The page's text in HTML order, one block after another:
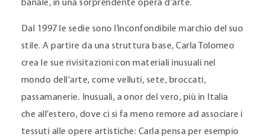
banale, in una sorprendente opera d’arte.
Dal 1997 le sedie sono l’inconfondibile marchio del suo
stile. A partire da una struttura base, Carla Tolomeo
crea le sue rivisitazioni con materiali inusuali nel
mondo dell’arte, come velluti, sete, broccati,
passamanerie. Inusuali, a onor del vero, più in Italia
che all’estero, dove ci si fa meno remore ad associare i
tessuti alle opere artistiche: Carla pensa per esempio